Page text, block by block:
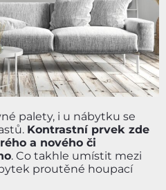
palety, i u nábytku se
Kontrastní prvek zde
a nového či
. Co takhle umístit mezi
proutěné houpací